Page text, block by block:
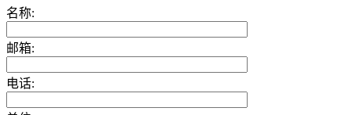
名称:
邮箱:
电话: